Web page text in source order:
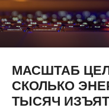
МАСШТАБ
СКОЛЬКО
ТЫСЯЧ